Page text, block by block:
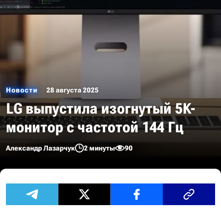
Новости 28 августа 2025
LG выпустила изогнутый 5K-
монитор с частотой 144 Гц
Александр Лазарчук 2 минуты 90